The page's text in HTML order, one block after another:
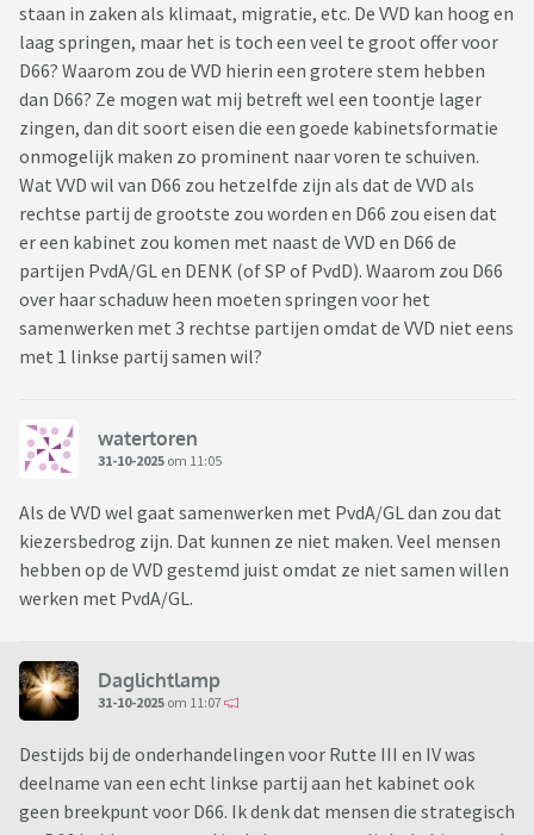
staan in zaken als klimaat, migratie, etc. De VVD kan hoog en
laag springen, maar het is toch een veel te groot offer voor
D66? Waarom zou de VVD hierin een grotere stem hebben
dan D66? Ze mogen wat mij betreft wel een toontje lager
zingen, dan dit soort eisen die een goede kabinetsformatie
onmogelijk maken zo prominent naar voren te schuiven.
Wat VVD wil van D66 zou hetzelfde zijn als dat de VVD als
rechtse partij de grootste zou worden en D66 zou eisen dat
er een kabinet zou komen met naast de VVD en D66 de
partijen PvdA/GL en DENK (of SP of PvdD). Waarom zou D66
over haar schaduw heen moeten springen voor het
samenwerken met 3 rechtse partijen omdat de VVD niet eens
met 1 linkse partij samen wil?
watertoren
31-10-2025 om 11:05
Als de VVD wel gaat samenwerken met PvdA/GL dan zou dat
kiezersbedrog zijn. Dat kunnen ze niet maken. Veel mensen
hebben op de VVD gestemd juist omdat ze niet samen willen
werken met PvdA/GL.
Daglichtlamp
31-10-2025 om 11:07
Destijds bij de onderhandelingen voor Rutte III en IV was
deelname van een echt linkse partij aan het kabinet ook
geen breekpunt voor D66. Ik denk dat mensen die strategisch